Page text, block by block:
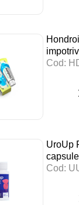
Cod:
UroUp
Cod: